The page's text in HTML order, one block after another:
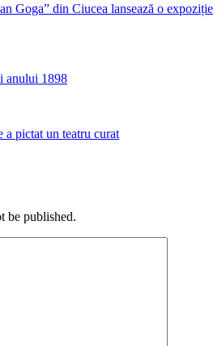
Goga” din Ciucea lansează o expoziție
anului 1898
pictat un teatru curat
be published.